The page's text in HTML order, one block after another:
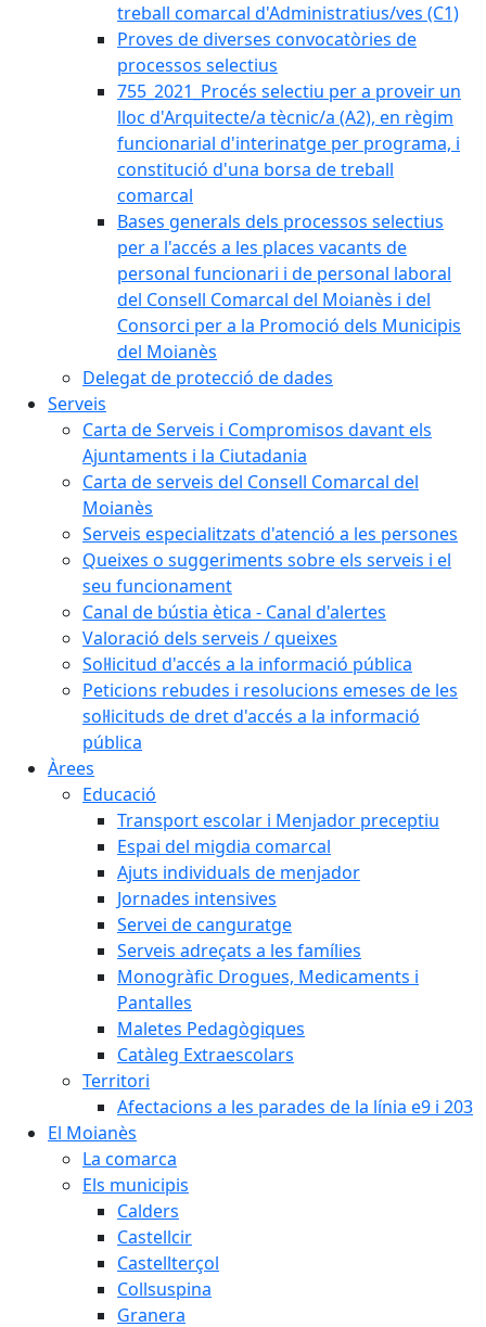
treball comarcal d'Administratius/ves (C1)
Proves de diverses convocatòries de
processos selectius
755_2021_Procés selectiu per a proveir un
lloc d'Arquitecte/a tècnic/a (A2), en règim
funcionarial d'interinatge per programa, i
constitució d'una borsa de treball
comarcal
Bases generals dels processos selectius
per a l'accés a les places vacants de
personal funcionari i de personal laboral
del Consell Comarcal del Moianès i del
Consorci per a la Promoció dels Municipis
del Moianès
Delegat de protecció de dades
Serveis
Carta de Serveis i Compromisos davant els
Ajuntaments i la Ciutadania
Carta de serveis del Consell Comarcal del
Moianès
Serveis especialitzats d'atenció a les persones
Queixes o suggeriments sobre els serveis i el
seu funcionament
Canal de bústia ètica - Canal d'alertes
Valoració dels serveis / queixes
Sol·licitud d'accés a la informació pública
Peticions rebudes i resolucions emeses de les
sol·licituds de dret d'accés a la informació
pública
Àrees
Educació
Transport escolar i Menjador preceptiu
Espai del migdia comarcal
Ajuts individuals de menjador
Jornades intensives
Servei de canguratge
Serveis adreçats a les famílies
Monogràfic Drogues, Medicaments i
Pantalles
Maletes Pedagògiques
Catàleg Extraescolars
Territori
Afectacions a les parades de la línia e9 i 203
El Moianès
La comarca
Els municipis
Calders
Castellcir
Castellterçol
Collsuspina
Granera